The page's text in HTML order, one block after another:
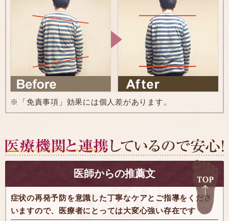
※「免責事項」効果には個人差があります。
医師からの推薦文
症状の再発予防を意識した丁寧なケアとご指導をくださ
いますので、医療者にとっては大変心強い存在です